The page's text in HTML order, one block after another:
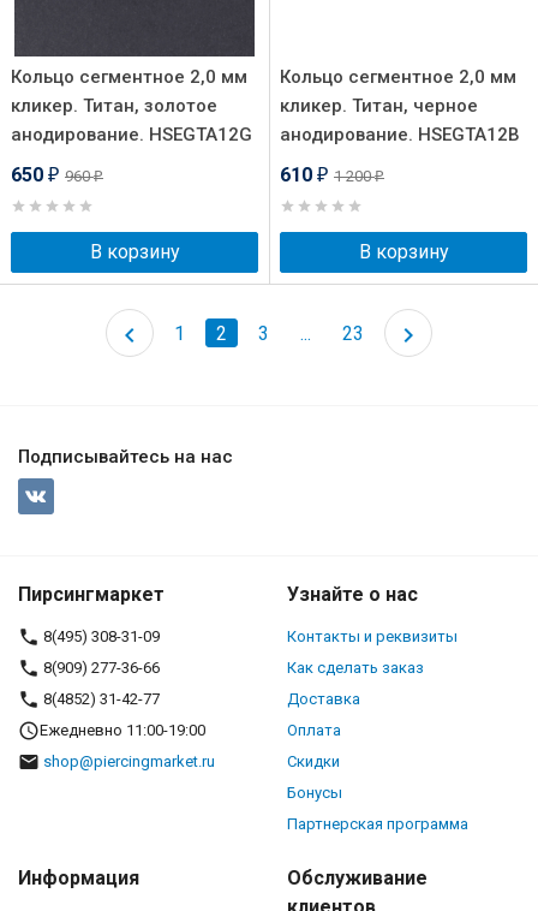
Кольцо сегментное 2,0 мм
кликер. Титан, золотое
анодирование. HSEGTA12G
650 ₽ 960₽
В корзину
Кольцо сегментное 2,0 мм
кликер. Титан, черное
анодирование. HSEGTA12B
610 ₽ 1 200₽
В корзину
1 2 3 ... 23
Подписывайтесь на нас
Пирсингмаркет
8(495) 308-31-09
8(909) 277-36-66
8(4852) 31-42-77
Ежедневно 11:00-19:00
shop@piercingmarket.ru
Узнайте о нас
Контакты и реквизиты
Как сделать заказ
Доставка
Оплата
Скидки
Бонусы
Партнерская программа
Информация
Обслуживание